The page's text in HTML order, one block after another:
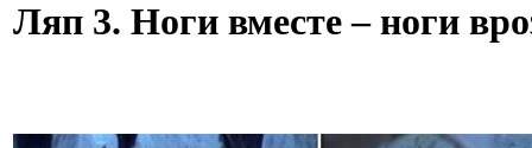
Ляп 3. Ноги вместе – ноги